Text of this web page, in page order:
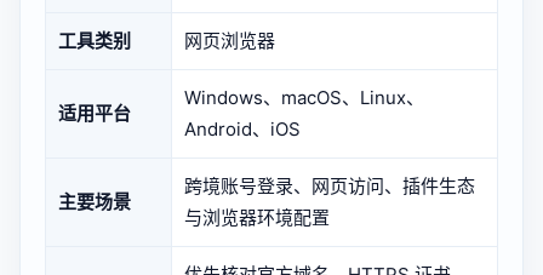
工具类别 网页浏览器
适用平台
Windows、macOS、Linux、
Android、iOS
主要场景
跨境账号登录、网页访问、插件生态
与浏览器环境配置